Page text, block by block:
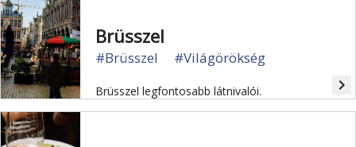
Brüsszel
#Brüsszel #Világörökség
Brüsszel legfontosabb látnivalói. navigate_next